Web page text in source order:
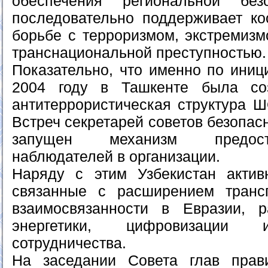
последовательно поддерживает
борьбе с терроризмом,
транснациональной преступностью.
Показательно, что именно по
2004 году в Ташкенте была
антитеррористическая
Встреч секретарей советов
запущен механизм
наблюдателей в организации.
Наряду с этим Узбекистан
связанные с расширением
взаимосвязанности в Евразии,
энергетики, цифровизации
сотрудничества.
На заседании Совета глав